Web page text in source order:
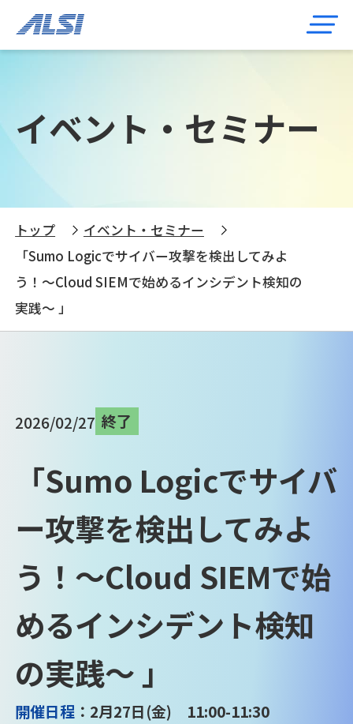
イベント・セミナー
トップ
イベント・セミナー
「Sumo Logicでサイバー攻撃を検出してみよ
う！～Cloud SIEMで始めるインシデント検知の
実践～ 」
2026/02/27 終了
「Sumo Logicでサイバ
ー攻撃を検出してみよ
う！～Cloud SIEMで始
めるインシデント検知
の実践～ 」
開催日程 ：2月27日(金) 11:00-11:30